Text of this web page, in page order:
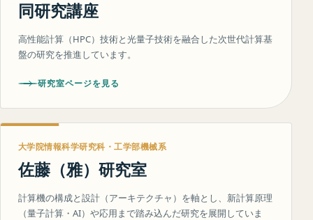
同研究講座
高性能計算（HPC）技術と光量子技術を融合した次世代計算基
盤の研究を推進しています。
研究室ページを見る
大学院情報科学研究科・工学部機械系
佐藤（雅）研究室
計算機の構成と設計（アーキテクチャ）を軸とし、新計算原理
（量子計算・AI）や応用まで踏み込んだ研究を展開していま